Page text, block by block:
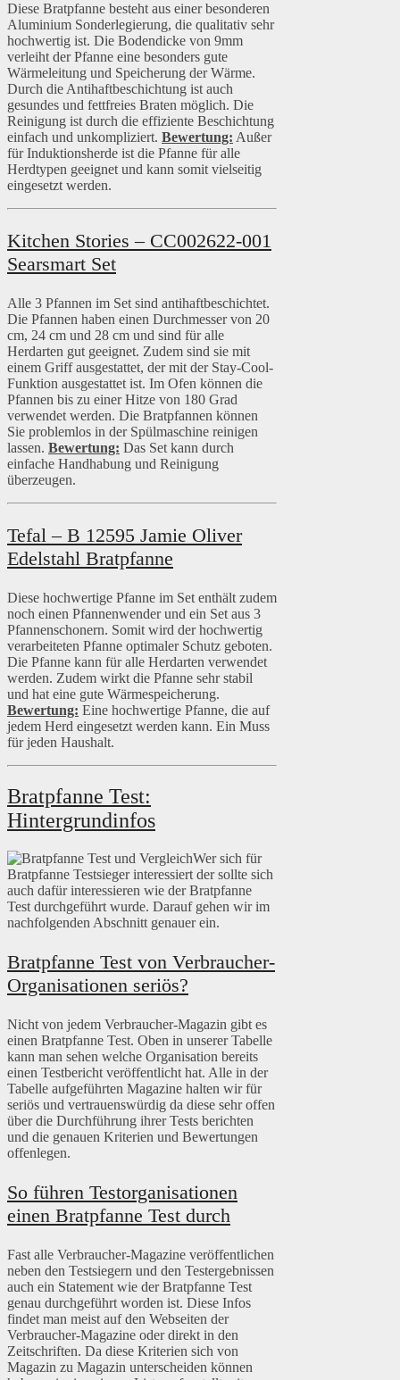
Diese Bratpfanne besteht aus einer besonderen
Aluminium Sonderlegierung, die qualitativ sehr
hochwertig ist. Die Bodendicke von 9mm
verleiht der Pfanne eine besonders gute
Wärmeleitung und Speicherung der Wärme.
Durch die Antihaftbeschichtung ist auch
gesundes und fettfreies Braten möglich. Die
Reinigung ist durch die effiziente Beschichtung
einfach und unkompliziert. Bewertung: Außer
für Induktionsherde ist die Pfanne für alle
Herdtypen geeignet und kann somit vielseitig
eingesetzt werden.
Kitchen Stories – CC002622-001
Searsmart Set
Alle 3 Pfannen im Set sind antihaftbeschichtet.
Die Pfannen haben einen Durchmesser von 20
cm, 24 cm und 28 cm und sind für alle
Herdarten gut geeignet. Zudem sind sie mit
einem Griff ausgestattet, der mit der Stay-Cool-
Funktion ausgestattet ist. Im Ofen können die
Pfannen bis zu einer Hitze von 180 Grad
verwendet werden. Die Bratpfannen können
Sie problemlos in der Spülmaschine reinigen
lassen. Bewertung: Das Set kann durch
einfache Handhabung und Reinigung
überzeugen.
Tefal – B 12595 Jamie Oliver
Edelstahl Bratpfanne
Diese hochwertige Pfanne im Set enthält zudem
noch einen Pfannenwender und ein Set aus 3
Pfannenschonern. Somit wird der hochwertig
verarbeiteten Pfanne optimaler Schutz geboten.
Die Pfanne kann für alle Herdarten verwendet
werden. Zudem wirkt die Pfanne sehr stabil
und hat eine gute Wärmespeicherung.
Bewertung: Eine hochwertige Pfanne, die auf
jedem Herd eingesetzt werden kann. Ein Muss
für jeden Haushalt.
Bratpfanne Test:
Hintergrundinfos
Wer sich für
Bratpfanne Testsieger interessiert der sollte sich
auch dafür interessieren wie der Bratpfanne
Test durchgeführt wurde. Darauf gehen wir im
nachfolgenden Abschnitt genauer ein.
Bratpfanne Test von Verbraucher-
Organisationen seriös?
Nicht von jedem Verbraucher-Magazin gibt es
einen Bratpfanne Test. Oben in unserer Tabelle
kann man sehen welche Organisation bereits
einen Testbericht veröffentlicht hat. Alle in der
Tabelle aufgeführten Magazine halten wir für
seriös und vertrauenswürdig da diese sehr offen
über die Durchführung ihrer Tests berichten
und die genauen Kriterien und Bewertungen
offenlegen.
So führen Testorganisationen
einen Bratpfanne Test durch
Fast alle Verbraucher-Magazine veröffentlichen
neben den Testsiegern und den Testergebnissen
auch ein Statement wie der Bratpfanne Test
genau durchgeführt worden ist. Diese Infos
findet man meist auf den Webseiten der
Verbraucher-Magazine oder direkt in den
Zeitschriften. Da diese Kriterien sich von
Magazin zu Magazin unterscheiden können